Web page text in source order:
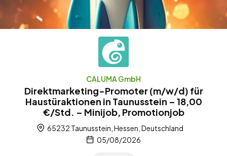
CALUMA GmbH
Direktmarketing-Promoter (m/w/d) für
Haustüraktionen in Taunusstein – 18,00
€/Std. – Minijob, Promotionjob
65232 Taunusstein, Hessen, Deutschland
05/08/2026